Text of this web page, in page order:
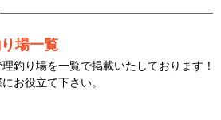
場一覧
釣り場を一覧で掲載いたしております！
お役立て下さい。